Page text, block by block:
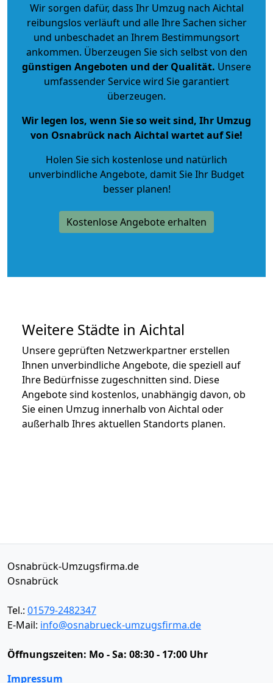
Wir sorgen dafür, dass Ihr Umzug nach Aichtal
reibungslos verläuft und alle Ihre Sachen sicher
und unbeschadet an Ihrem Bestimmungsort
ankommen. Überzeugen Sie sich selbst von den
günstigen Angeboten und der Qualität. Unsere
umfassender Service wird Sie garantiert
überzeugen.
Wir legen los, wenn Sie so weit sind, Ihr Umzug
von Osnabrück nach Aichtal wartet auf Sie!
Holen Sie sich kostenlose und natürlich
unverbindliche Angebote, damit Sie Ihr Budget
besser planen!
Kostenlose Angebote erhalten
Weitere Städte in Aichtal
Unsere geprüften Netzwerkpartner erstellen
Ihnen unverbindliche Angebote, die speziell auf
Ihre Bedürfnisse zugeschnitten sind. Diese
Angebote sind kostenlos, unabhängig davon, ob
Sie einen Umzug innerhalb von Aichtal oder
außerhalb Ihres aktuellen Standorts planen.
Osnabrück-Umzugsfirma.de
Osnabrück
Tel.: 01579-2482347
E-Mail: info@osnabrueck-umzugsfirma.de
Öffnungszeiten: Mo - Sa: 08:30 - 17:00 Uhr
Impressum